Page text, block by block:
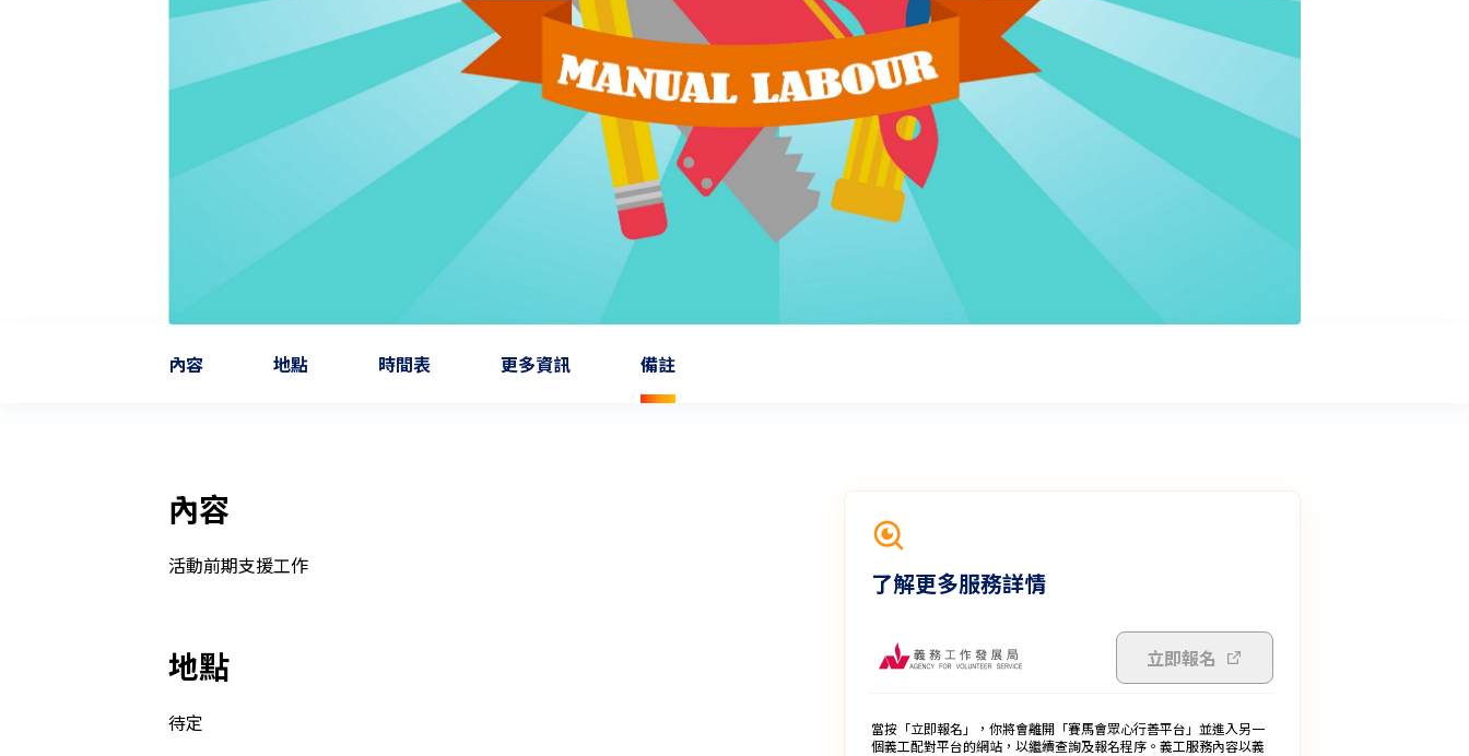
內容 地點 時間表 更多資訊 備註
內容
活動前期支援工作
地點
待定
了解更多服務詳情
立即報名
當按「立即報名」，你將會離開「賽馬會眾心行善平台」並進入另一
個義工配對平台的網站，以繼續查詢及報名程序。義工服務內容以義